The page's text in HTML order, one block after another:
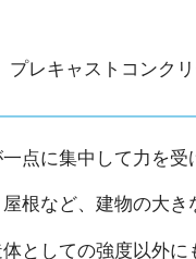
レキャストコンク
一点に集中して力を
根など、建物の大き
としての強度以外